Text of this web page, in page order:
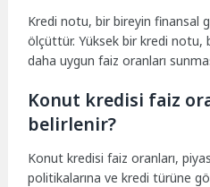
Kredi notu, bir bireyin finansal
ölçüttür. Yüksek bir kredi notu,
daha uygun faiz oranları
Konut kredisi faiz
belirlenir?
Konut kredisi faiz oranları,
politikalarına ve kredi türüne